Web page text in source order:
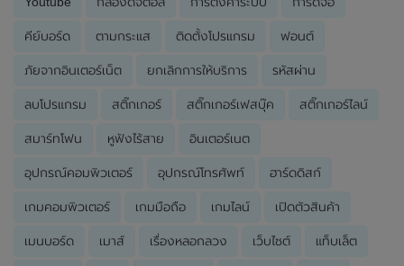
คีย์บอร์ด ตามกระแส ติดตั้งโปรแกรม ฟอนต์
ภัยจากอินเตอร์เน็ต ยกเลิกการให้บริการ รหัสผ่าน
ลบโปรแกรม สติ๊กเกอร์ สติ๊กเกอร์เฟสบุ๊ค สติ๊กเกอร์ไลน์
สมาร์ทโฟน หูฟังไร้สาย อินเตอร์เนต
อุปกรณ์คอมพิวเตอร์ อุปกรณ์โทรศัพท์ ฮาร์ดดิสก์
เกมคอมพิวเตอร์ เกมมือถือ เกมไลน์ เปิดตัวสินค้า
เมนบอร์ด เมาส์ เรื่องหลอกลวง เว็บไซต์ แท็บเล็ต